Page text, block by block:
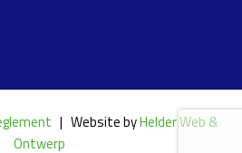
| Website byHelder Web &
Ontwerp